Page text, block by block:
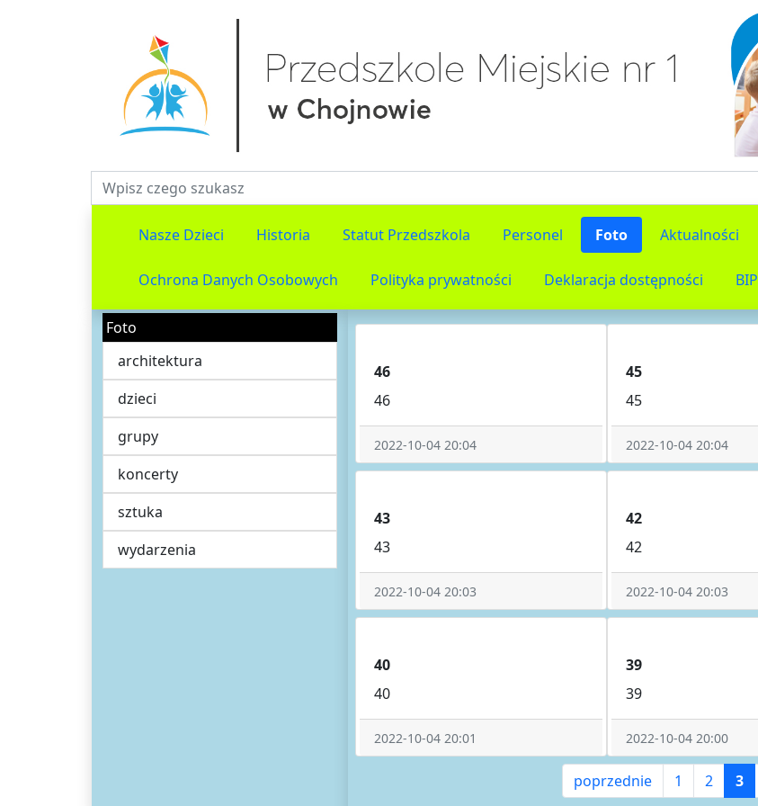
Fraza do wyszukiwania
Nasze Dzieci Historia Statut Przedszkola Personel Foto Aktualności
Ochrona Danych Osobowych Polityka prywatności Deklaracja dostępności BIP
Foto
architektura
dzieci
grupy
koncerty
sztuka
wydarzenia
46
46
2022-10-04 20:04
45
45
2022-10-04 20:04
43
43
2022-10-04 20:03
42
42
2022-10-04 20:03
40
40
2022-10-04 20:01
39
39
2022-10-04 20:00
poprzednie 1 2 3